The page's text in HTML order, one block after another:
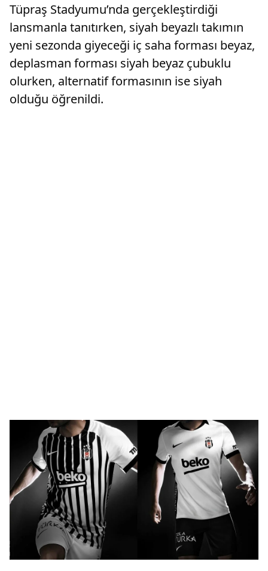
Tüpraş Stadyumu’nda gerçekleştirdiği
lansmanla tanıtırken, siyah beyazlı takımın
yeni sezonda giyeceği iç saha forması beyaz,
deplasman forması siyah beyaz çubuklu
olurken, alternatif formasının ise siyah
olduğu öğrenildi.